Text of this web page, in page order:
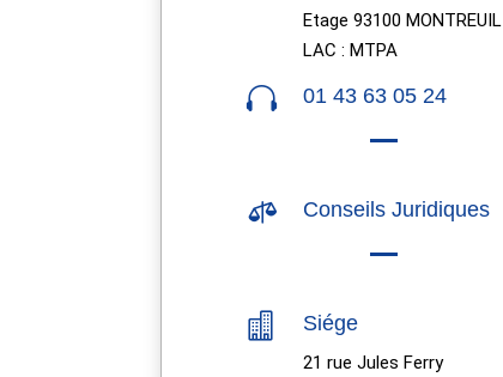
Etage 93100 MONTREUIL
LAC : MTPA
 01 43 63 05 24
 Conseils Juridiques
 Siége
21 rue Jules Ferry